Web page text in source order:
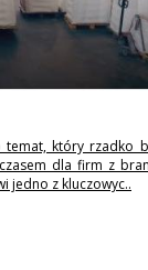
temat, który rzadko
dla firm z
jedno z kluczowyc..